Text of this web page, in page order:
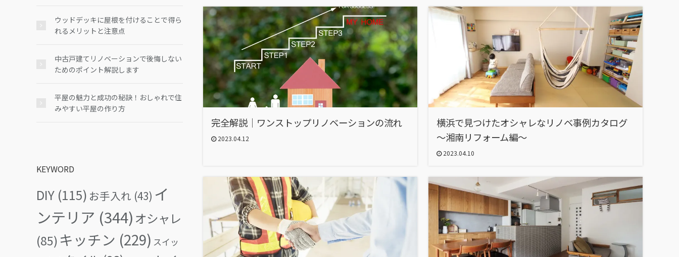
完全解説｜ワンストップリノベーションの流れ
2023.04.12
横浜で見つけたオシャレなリノベ事例カタログ
～湘南リフォーム編～
2023.04.10
ウッドデッキに屋根を付けることで得ら
れるメリットと注意点
中古戸建てリノベーションで後悔しない
ためのポイント解説します
平屋の魅力と成功の秘訣！おしゃれで住
みやすい平屋の作り方
KEYWORD
DIY (115) お手入れ (43) イ
ンテリア (344) オシャレ
(85) キッチン (229) スイッ